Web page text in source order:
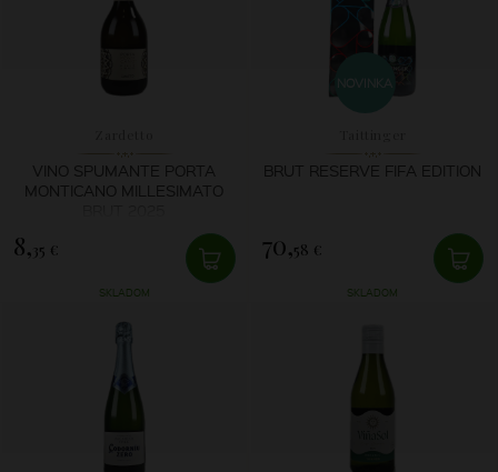
VINO SPUMANTE PORTA
MONTICANO MILLESIMATO
8, 35 €
SKLADOM
BRUT RESERVE FIFA EDITION
70,58 €
SKLADOM